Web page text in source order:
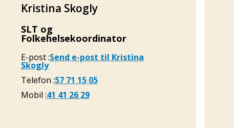
Kristina Skogly
SLT og
Folkehelsekoordinator
E-post Send e-post til Kristina
Skogly
Telefon 57 71 15 05
Mobil 41 41 26 29